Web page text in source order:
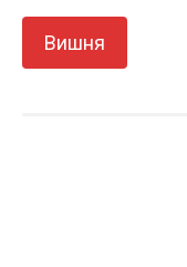
Вишня